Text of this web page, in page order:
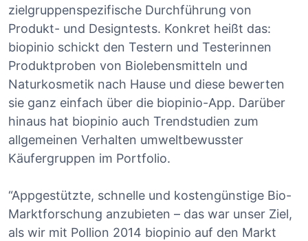
zielgruppenspezifische Durchführung von
Produkt- und Designtests. Konkret heißt das:
biopinio schickt den Testern und Testerinnen
Produktproben von Biolebensmitteln und
Naturkosmetik nach Hause und diese bewerten
sie ganz einfach über die biopinio-App. Darüber
hinaus hat biopinio auch Trendstudien zum
allgemeinen Verhalten umweltbewusster
Käufergruppen im Portfolio.
“Appgestützte, schnelle und kostengünstige Bio-
Marktforschung anzubieten – das war unser Ziel,
als wir mit Pollion 2014 biopinio auf den Markt